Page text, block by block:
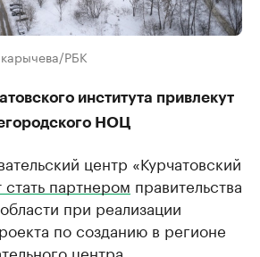
РБК
института привлекут
НОЦ
центр «Курчатовский
партнером правительства
при реализации
по созданию в регионе
центра.